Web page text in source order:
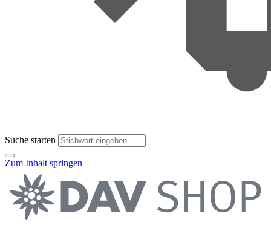
Suche starten
Zum Inhalt springen